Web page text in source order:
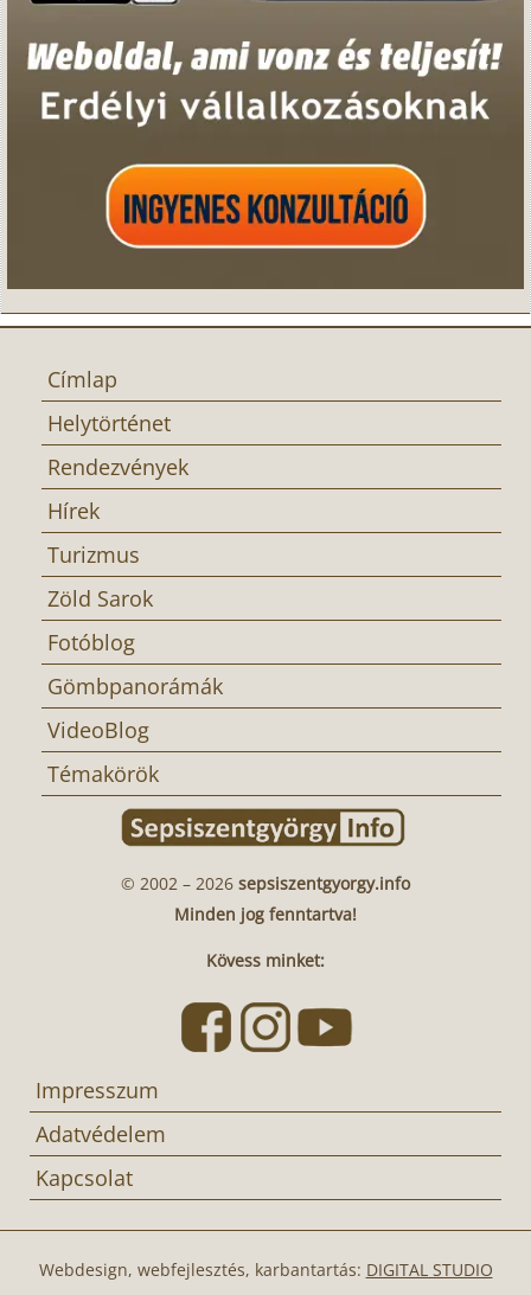
Címlap
Helytörténet
Rendezvények
Hírek
Turizmus
Zöld Sarok
Fotóblog
Gömbpanorámák
VideoBlog
Témakörök
© 2002 – 2026 sepsiszentgyorgy.info
Minden jog fenntartva!
Kövess minket:
Impresszum
Adatvédelem
Kapcsolat
Webdesign, webfejlesztés, karbantartás: DIGITAL STUDIO